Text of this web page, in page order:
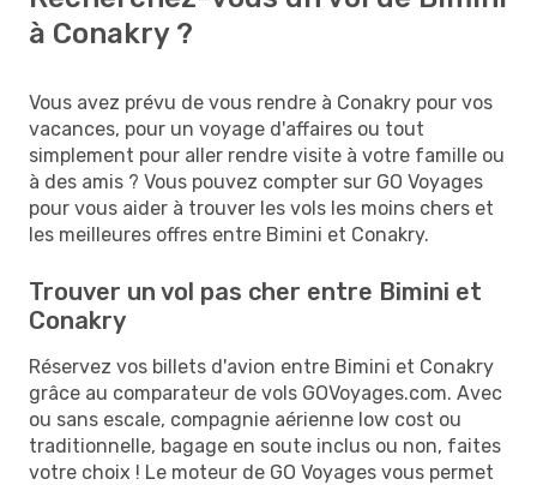
à Conakry ?
Vous avez prévu de vous rendre à Conakry pour vos
vacances, pour un voyage d'affaires ou tout
simplement pour aller rendre visite à votre famille ou
à des amis ? Vous pouvez compter sur GO Voyages
pour vous aider à trouver les vols les moins chers et
les meilleures offres entre Bimini et Conakry.
Trouver un vol pas cher entre Bimini et
Conakry
Réservez vos billets d'avion entre Bimini et Conakry
grâce au comparateur de vols GOVoyages.com. Avec
ou sans escale, compagnie aérienne low cost ou
traditionnelle, bagage en soute inclus ou non, faites
votre choix ! Le moteur de GO Voyages vous permet